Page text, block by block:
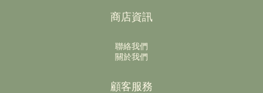
商店資訊
聯絡我們
關於我們
顧客服務